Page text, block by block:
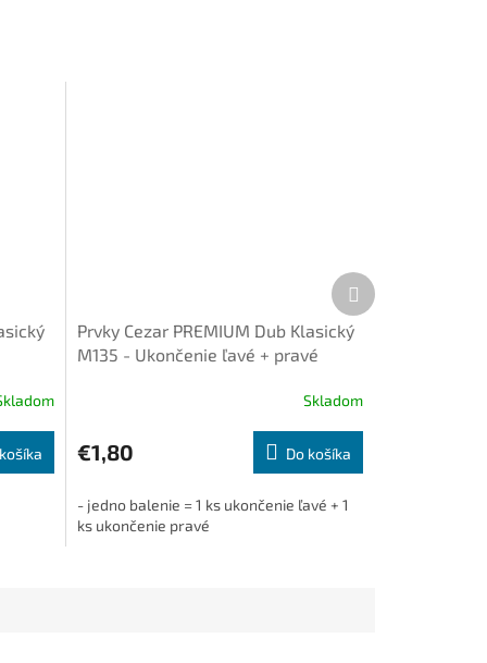
Prvky Cezar PREMIUM Dub Klasický
M135 - Ukončenie ľavé + pravé
Skladom
€1,80 Do košíka
- jedno balenie = 1 ks ukončenie ľavé + 1
ks ukončenie pravé
Ďalší
produkt